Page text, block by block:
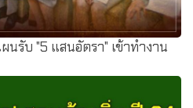
นรับ "5 แสนอัตรา" เข้าทำงาน